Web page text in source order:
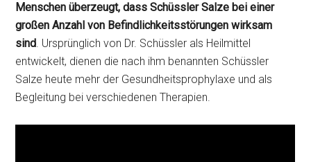
Menschen überzeugt, dass Schüssler Salze bei einer
großen Anzahl von Befindlichkeitsstörungen wirksam
sind. Ursprünglich von Dr. Schüssler als Heilmittel
entwickelt, dienen die nach ihm benannten Schüssler
Salze heute mehr der Gesundheitsprophylaxe und als
Begleitung bei verschiedenen Therapien.